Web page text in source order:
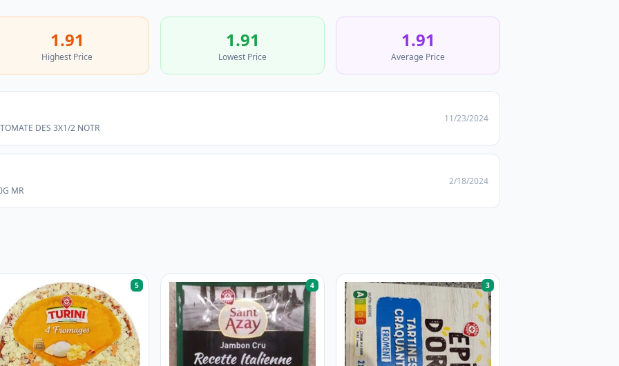
1.91
Highest Price
1.91
Lowest Price
1.91
Average Price
DES 3X1/2 NOTR
11/23/2024
MR
2/18/2024
5 4 3